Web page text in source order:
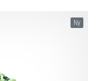
44½ 45 46 46½ 47 48 Ny